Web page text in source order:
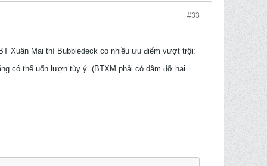
#33
Xuân Mai thì Bubbledeck co nhiều ưu điểm vượt trội:
có thể uốn lượn tùy ý. (BTXM phải có dầm đỡ hai